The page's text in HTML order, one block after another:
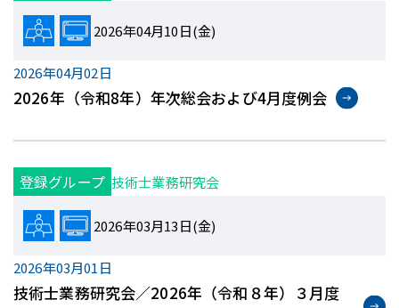
2026年04月10日(金)
2026年04月02日
2026年（令和8年）年次総会および4⽉度例会
登録グループ 技術士業務研究会
2026年03月13日(金)
2026年03月01日
技術士業務研究会／2026年（令和８年）３月度